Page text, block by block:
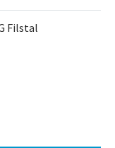
Filstal